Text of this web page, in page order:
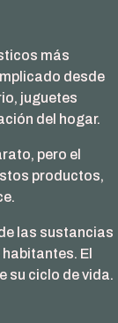
más
desde
juguetes
del hogar.
pero el
productos,
las sustancias
El
su ciclo de vida.